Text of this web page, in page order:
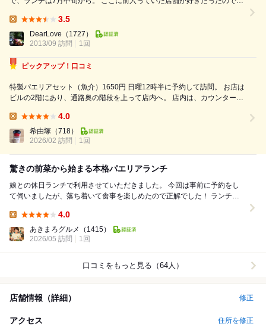
なかったのは、ランチしてなかったからかな？ ★パスタランチ…1,000円
生ハムのサラダ、スープ、ドリンク メインのパスタは、キノコのアンチ
3.5
DearLove （1727）
2013/09 訪問
1回
ピックアップ！口コミ
特製パエリアセット（魚介）1650円 日曜12時半に予約して訪問。 お店は
ビルの2階にあり、通路奥の階段を上って店内へ。 店内は、カウンター4
ンチメニューは、特製パエリアセットや鶏肉料理、豚肉のミラノ風カツ
レ...
4.0
希由塚 （718）
2026/02 訪問
1回
驚きの前菜から始まる本格パエリアランチ
娘との休日ランチで利用させていただきました。 今回は事前に予約をし
て伺いましたが、落ち着いて食事を楽しめたので正解でした！ ランチコ
4.0
あきまろグルメ
（1415）
2026/05 訪問
1回
口コミをもっと見る（64人）
店舗情報（詳細） 修正
アクセス 住所を修正